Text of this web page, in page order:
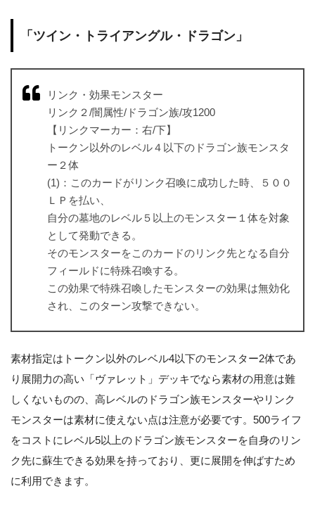
「ツイン・トライアングル・ドラゴン」
リンク・効果モンスター
リンク２/闇属性/ドラゴン族/攻1200
【リンクマーカー：右/下】
トークン以外のレベル４以下のドラゴン族モンスタ
ー２体
(1)：このカードがリンク召喚に成功した時、５００
ＬＰを払い、
自分の墓地のレベル５以上のモンスター１体を対象
として発動できる。
そのモンスターをこのカードのリンク先となる自分
フィールドに特殊召喚する。
この効果で特殊召喚したモンスターの効果は無効化
され、このターン攻撃できない。
素材指定はトークン以外のレベル4以下のモンスター2体であ
り展開力の高い「ヴァレット」デッキでなら素材の用意は難
しくないものの、高レベルのドラゴン族モンスターやリンク
モンスターは素材に使えない点は注意が必要です。500ライフ
をコストにレベル5以上のドラゴン族モンスターを自身のリン
ク先に蘇生できる効果を持っており、更に展開を伸ばすため
に利用できます。